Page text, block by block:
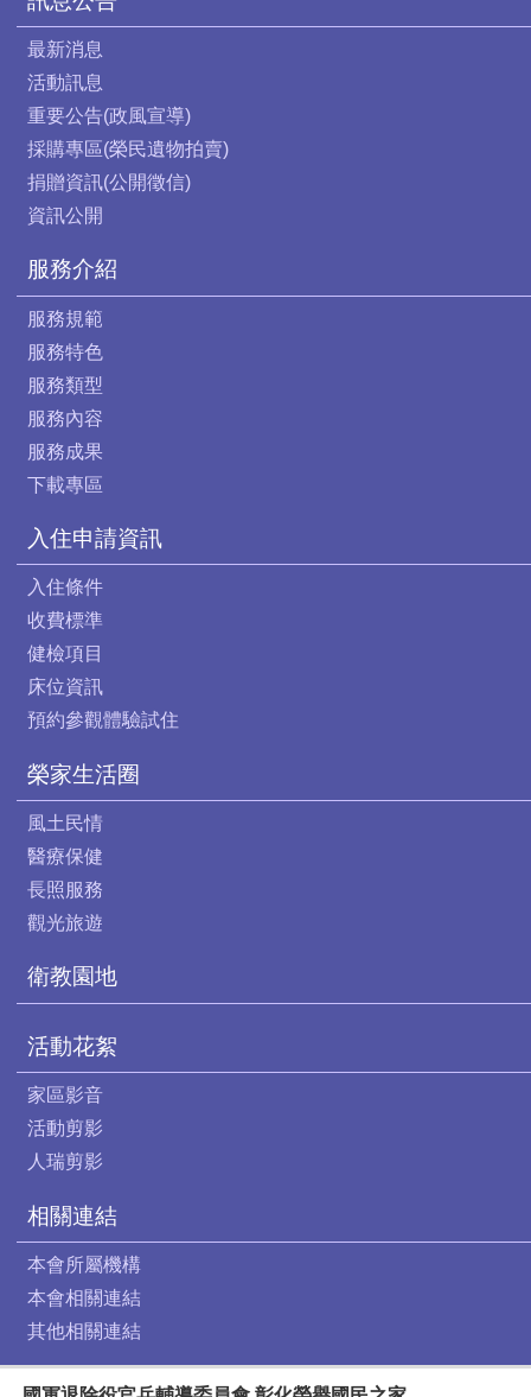
最新消息
活動訊息
重要公告(政風宣導)
採購專區(榮民遺物拍賣)
捐贈資訊(公開徵信)
資訊公開
服務介紹
服務規範
服務特色
服務類型
服務內容
服務成果
下載專區
入住申請資訊
入住條件
收費標準
健檢項目
床位資訊
預約參觀體驗試住
榮家生活圈
風土民情
醫療保健
長照服務
觀光旅遊
衛教園地
活動花絮
家區影音
活動剪影
人瑞剪影
相關連結
本會所屬機構
本會相關連結
其他相關連結